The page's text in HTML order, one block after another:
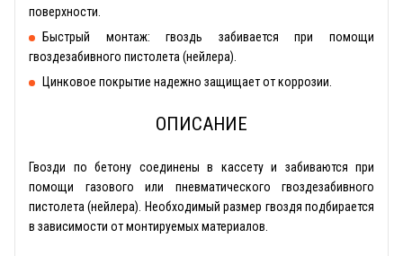
поверхности.
Быстрый монтаж: гвоздь забивается при помощи
гвоздезабивного пистолета (нейлера).
Цинковое покрытие надежно защищает от коррозии.
ОПИСАНИЕ
Гвозди по бетону соединены в кассету и забиваются при
помощи газового или пневматического гвоздезабивного
пистолета (нейлера). Необходимый размер гвоздя подбирается
в зависимости от монтируемых материалов.